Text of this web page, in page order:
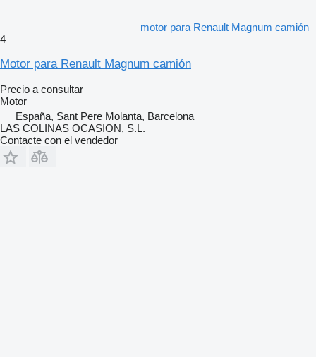
motor para Renault Magnum camión
4
Motor para Renault Magnum camión
Precio a consultar
Motor
España, Sant Pere Molanta, Barcelona
LAS COLINAS OCASION, S.L.
Contacte con el vendedor